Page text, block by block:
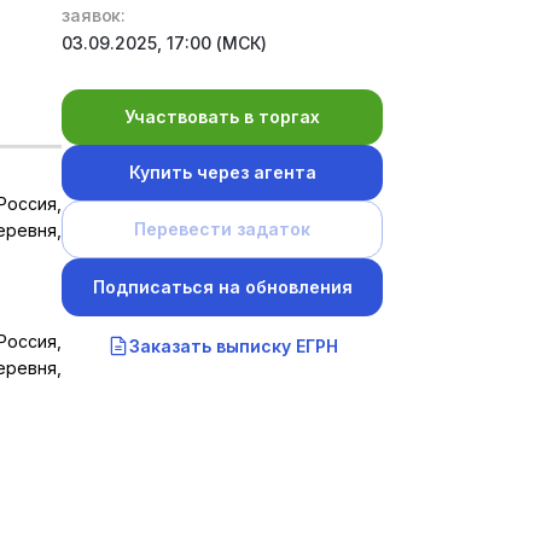
заявок:
03.09.2025, 17:00 (МСК)
Участвовать в торгах
Купить через агента
Перевести задаток
Подписаться на обновления
Заказать выписку ЕГРН